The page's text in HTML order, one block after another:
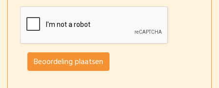
Beoordeling plaatsen